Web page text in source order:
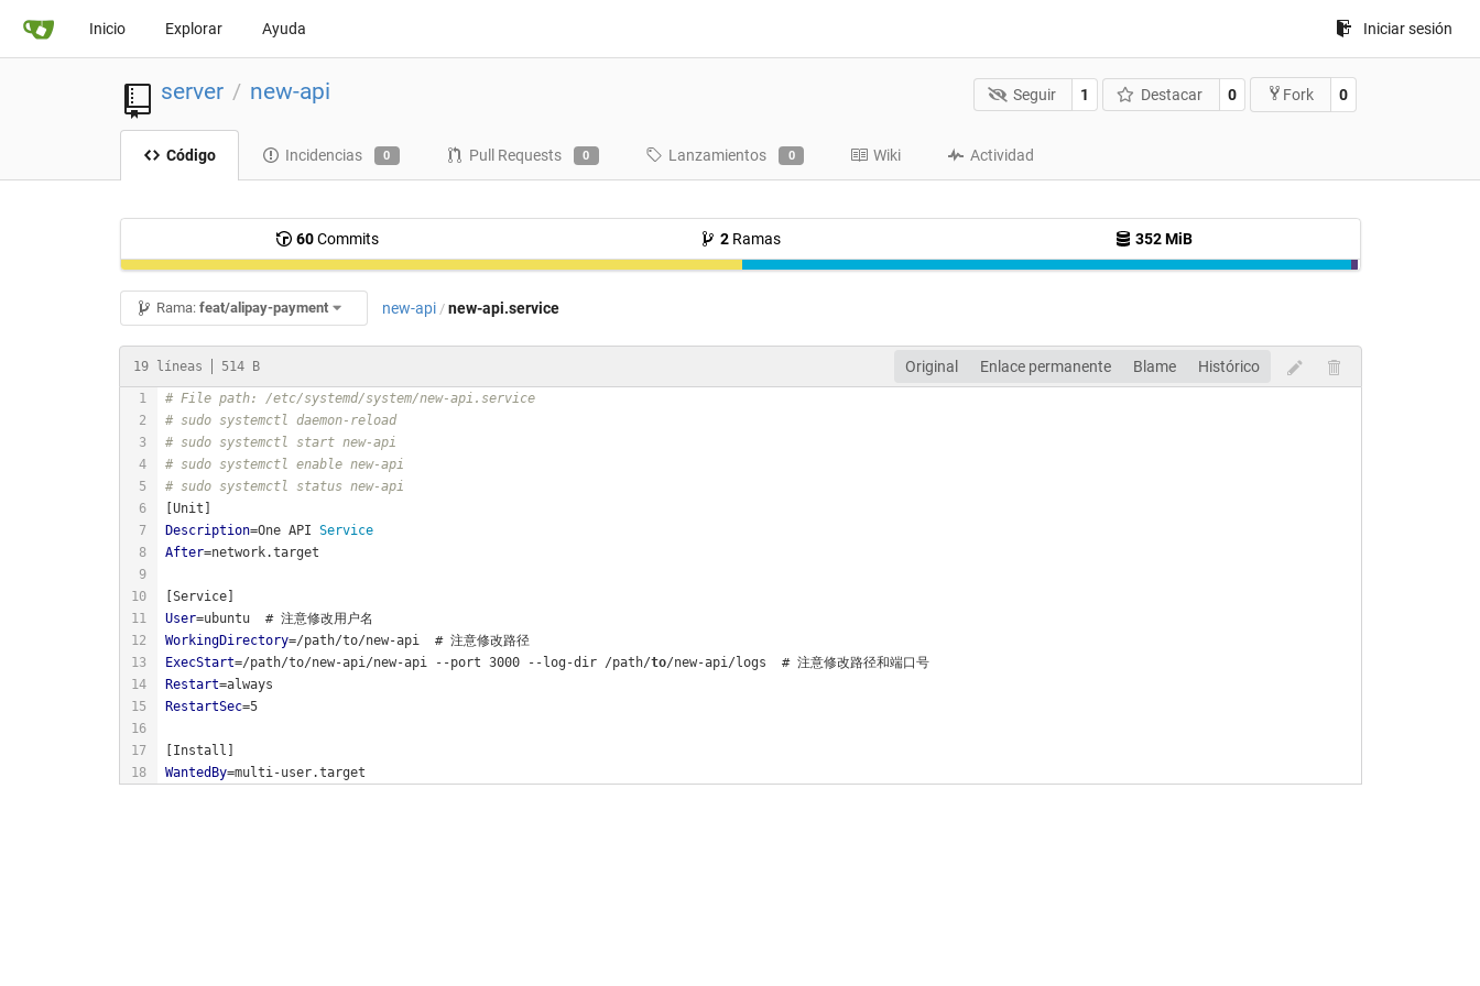
Inicio Explorar Ayuda Iniciar sesión
server / new-api Seguir 1 Destacar 0 Fork 0
Código Incidencias 0 Pull Requests 0 Lanzamientos 0 Wiki Actividad
60Commits 2 Ramas 352 MiB
Rama:feat/alipay-payment new-api / new-api.service
19 líneas 514 B Original Enlace permanente Blame Histórico
# File path: /etc/systemd/system/new-api.service
# sudo systemctl daemon-reload
# sudo systemctl start new-api
# sudo systemctl enable new-api
# sudo systemctl status new-api
Description=One API
Service
After
User
WorkingDirectory
=/path/to/new-api  # 注意修改路径
ExecStart=/path/to/new-api/new-api --port 3000 --log-dir /path/to
/new-api/logs  # 注意修改路径和端口号
Restart
RestartSec
=5
WantedBy=multi-user.target